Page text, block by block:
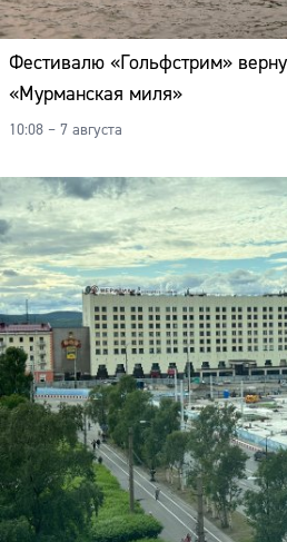
Фестивалю «Гольфстрим»
«Мурманская миля»
10:08 – 7 августа